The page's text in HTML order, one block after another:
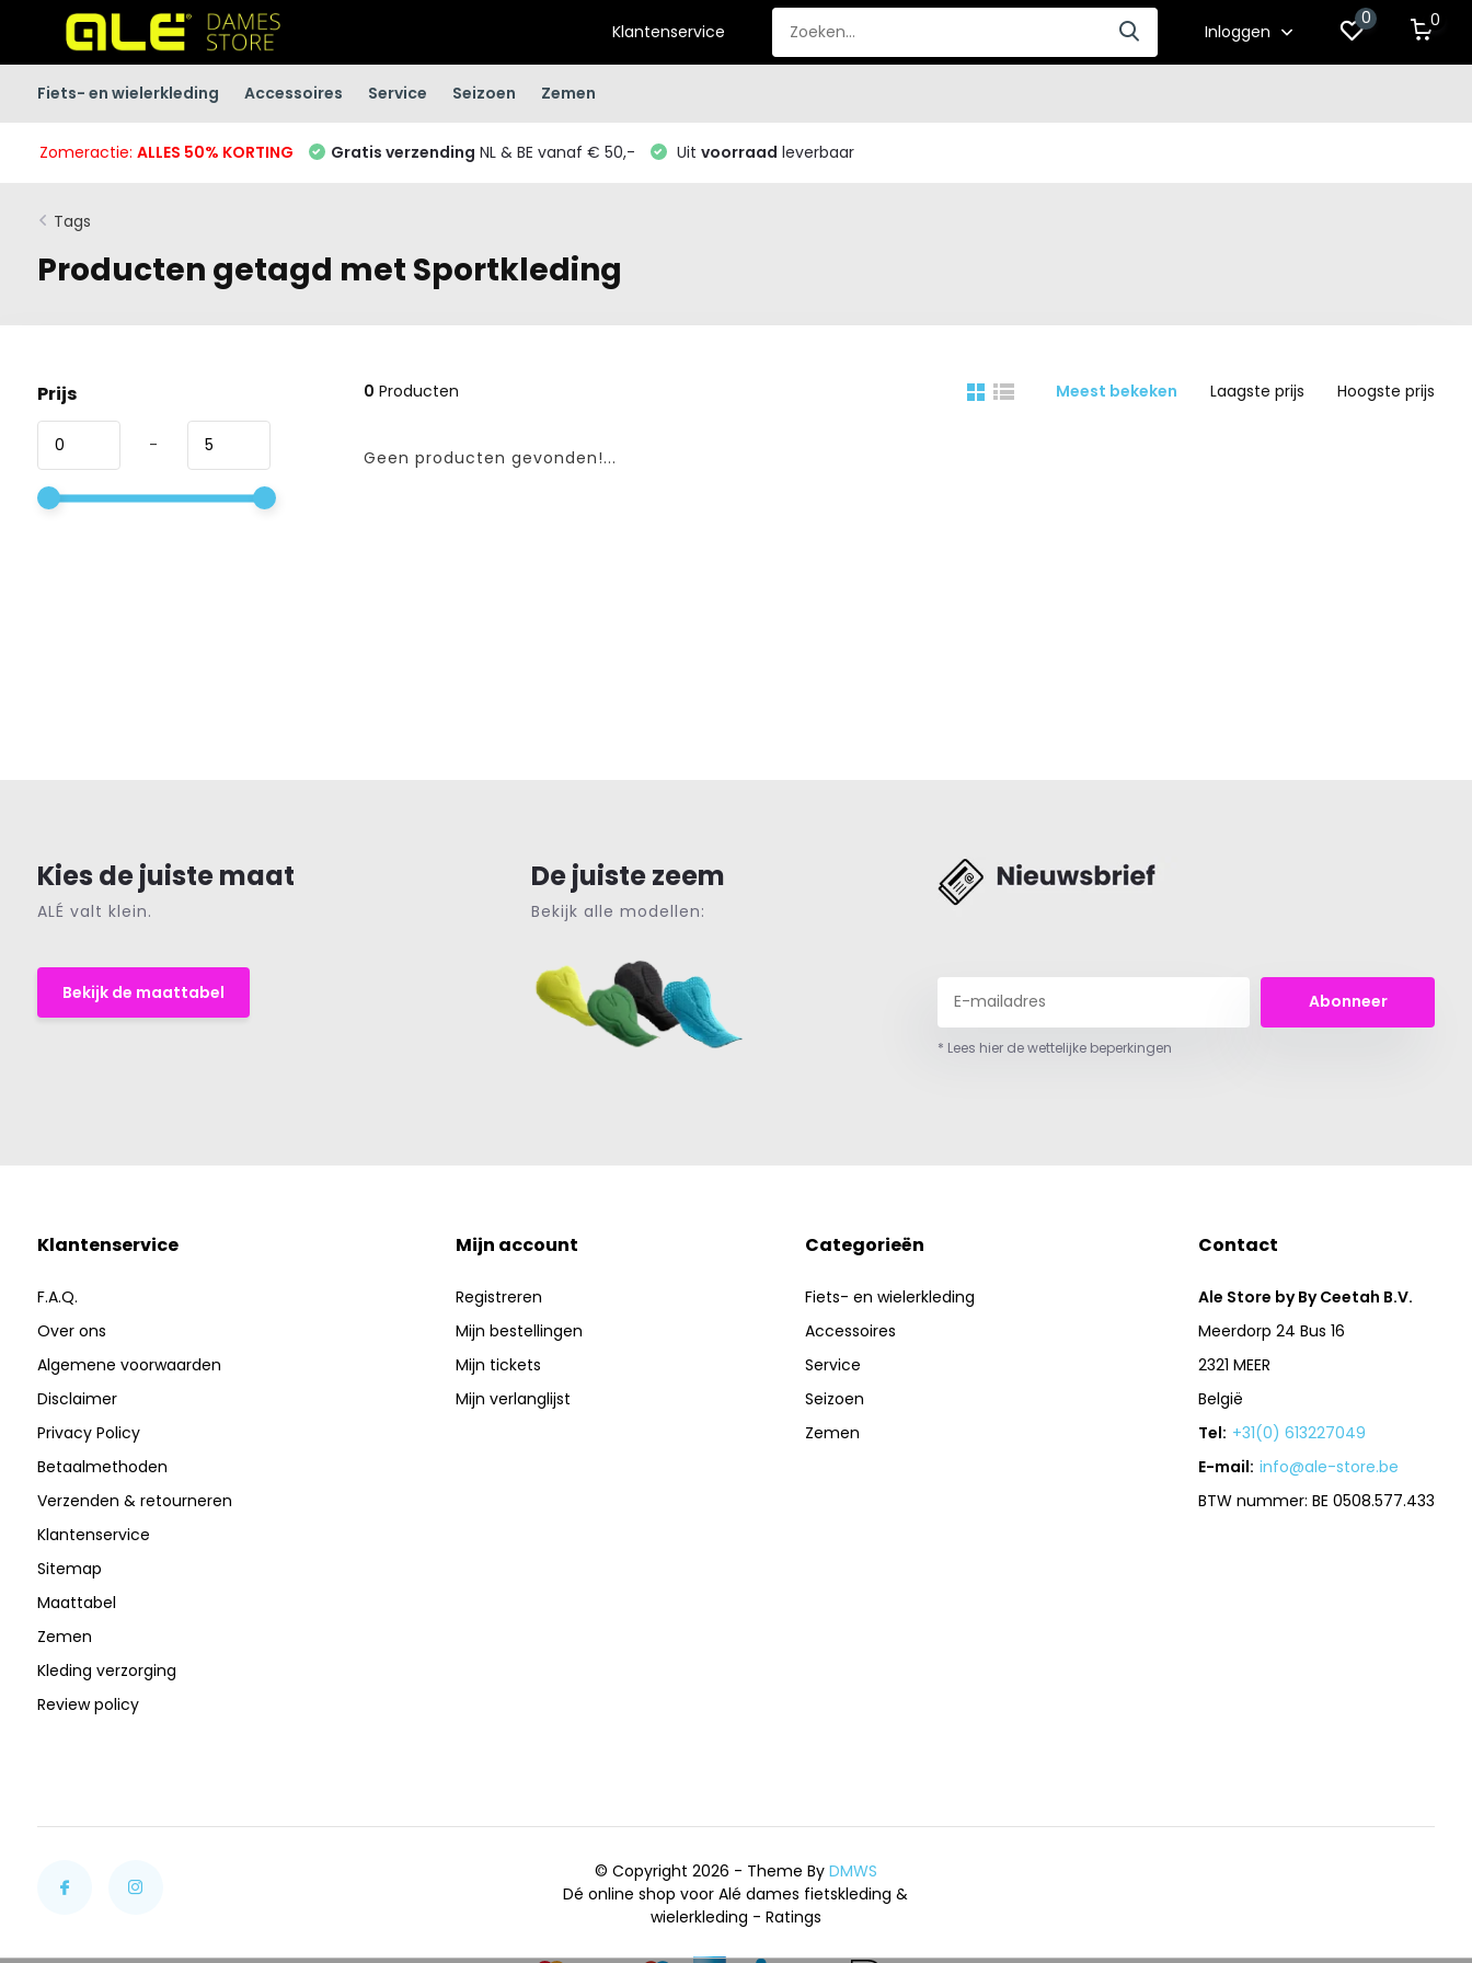
Klantenservice Inloggen
0 0
Fiets- en wielerkleding Accessoires Service Seizoen Zemen
Zomeractie: ALLES 50% KORTING Gratis verzending NL & BE vanaf € 50,- Uit voorraad leverbaar
Tags
Producten getagd met Sportkleding
Prijs
-
0 Producten Meest bekeken Laagste prijs Hoogste prijs
Geen producten gevonden!...
Kies de juiste maat
ALÉ valt klein.
Bekijk de maattabel
De juiste zeem
Bekijk alle modellen:
Abonneer
* Lees hier de wettelijke beperkingen
Klantenservice
F.A.Q.
Over ons
Algemene voorwaarden
Disclaimer
Privacy Policy
Betaalmethoden
Verzenden & retourneren
Klantenservice
Sitemap
Maattabel
Zemen
Kleding verzorging
Review policy
Mijn account
Registreren
Mijn bestellingen
Mijn tickets
Mijn verlanglijst
Categorieën
Fiets- en wielerkleding
Accessoires
Service
Seizoen
Zemen
Contact
Ale Store by By Ceetah B.V.
Meerdorp 24 Bus 16
2321 MEER
België
Tel: +31(0) 613227049
E-mail: info@ale-store.be
BTW nummer: BE 0508.577.433
© Copyright 2026 - Theme By DMWS
Dé online shop voor Alé dames fietskleding &
wielerkleding - Ratings